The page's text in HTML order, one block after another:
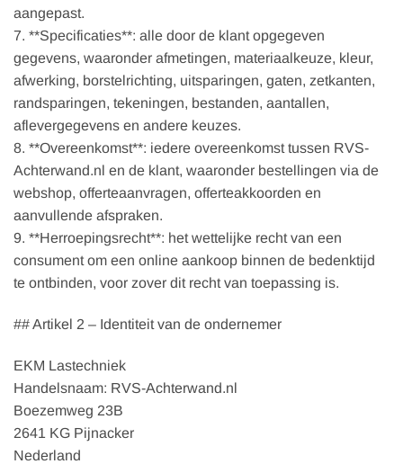
aangepast.
7. **Specificaties**: alle door de klant opgegeven
gegevens, waaronder afmetingen, materiaalkeuze, kleur,
afwerking, borstelrichting, uitsparingen, gaten, zetkanten,
randsparingen, tekeningen, bestanden, aantallen,
aflevergegevens en andere keuzes.
8. **Overeenkomst**: iedere overeenkomst tussen RVS-
Achterwand.nl en de klant, waaronder bestellingen via de
webshop, offerteaanvragen, offerteakkoorden en
aanvullende afspraken.
9. **Herroepingsrecht**: het wettelijke recht van een
consument om een online aankoop binnen de bedenktijd
te ontbinden, voor zover dit recht van toepassing is.
## Artikel 2 – Identiteit van de ondernemer
EKM Lastechniek
Handelsnaam: RVS-Achterwand.nl
Boezemweg 23B
2641 KG Pijnacker
Nederland